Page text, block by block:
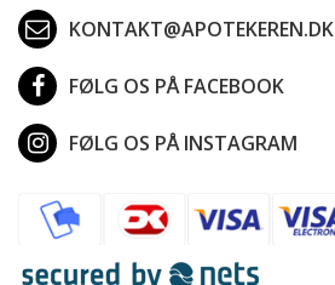
KONTAKT@APOTEKEREN.DK
FØLG OS PÅ FACEBOOK
FØLG OS PÅ INSTAGRAM